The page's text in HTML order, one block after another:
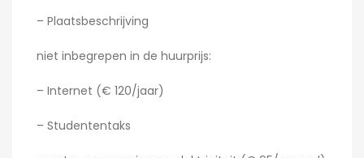
– Plaatsbeschrijving
niet inbegrepen in de huurprijs:
– Internet (€ 120/jaar)
– Studententaks